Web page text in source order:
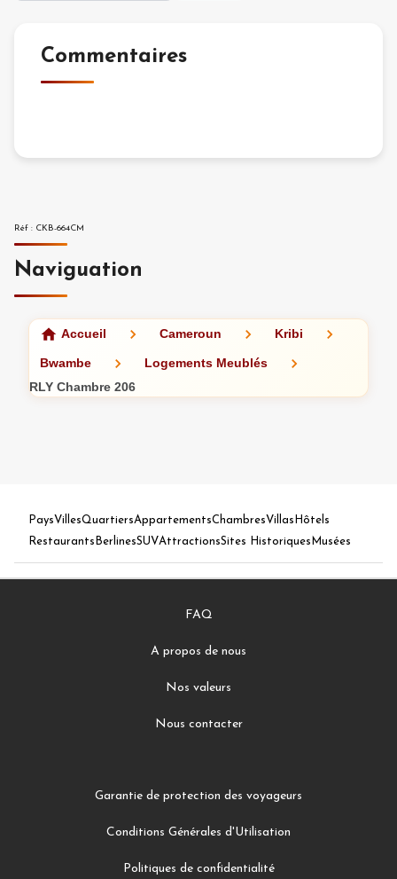
Commentaires
Réf : CKB-664CM
Naviguation
Accueil Cameroun Kribi
Bwambe
Logements Meublés
RLY Chambre 206
PaysVillesQuartiersAppartementsChambresVillas Hôtels
Restaurants BerlinesSUVAttractionsSites Historiques Musées
FAQ
A propos de nous
Nos valeurs
Nous contacter
Garantie de protection des voyageurs
Conditions Générales d'Utilisation
Politiques de confidentialité